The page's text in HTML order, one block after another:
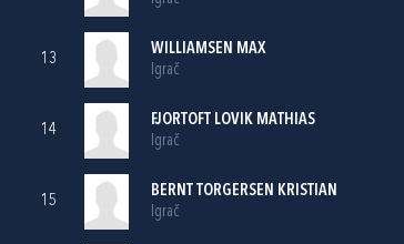
13
WILLIAMSEN MAX
Igrač
14
FJORTOFT LOVIK MATHIAS
Igrač
15
BERNT TORGERSEN KRISTIAN
Igrač